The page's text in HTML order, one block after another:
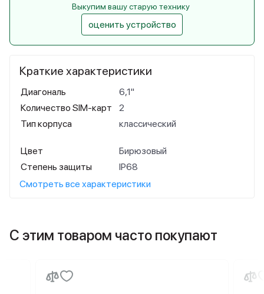
Краткие характеристики
Диагональ
6,1"
Количество SIM-карт
2
Тип корпуса
классический
Цвет
Бирюзовый
Степень защиты
IP68
Смотреть все характеристики
Выкупим вашу старую технику
оценить устройство
С этим товаром часто покупают